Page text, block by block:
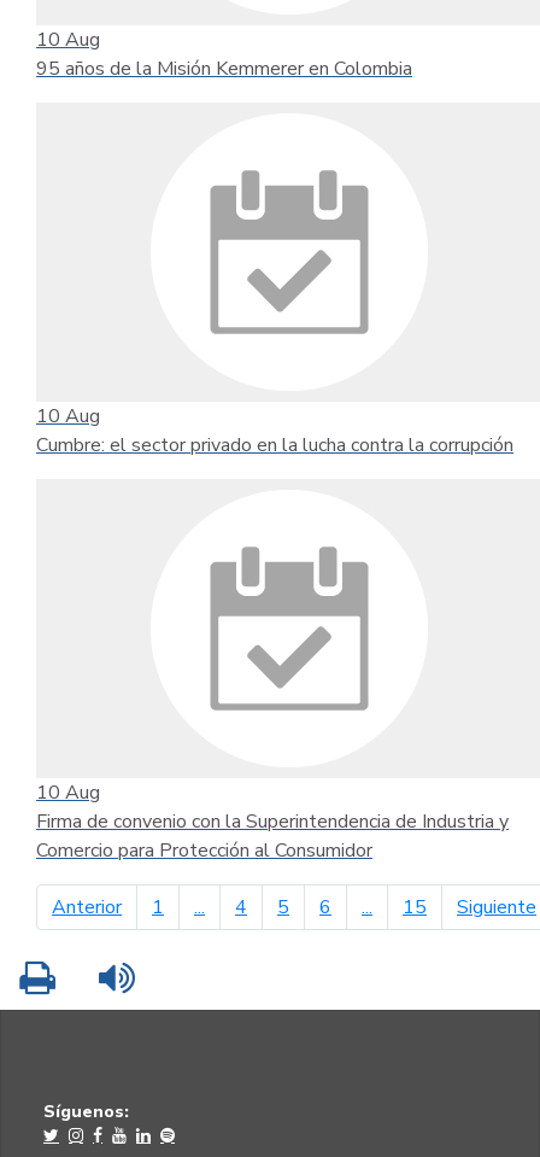
10 Aug
95 años de la Misión Kemmerer en Colombia
10 Aug
Cumbre: el sector privado en la lucha contra la corrupción
10 Aug
Firma de convenio con la Superintendencia de Industria y
Comercio para Protección al Consumidor
Anteriorpágina anterior
1 ... 4 5 6 ... 15 Siguiente
Imprimir
Síguenos: